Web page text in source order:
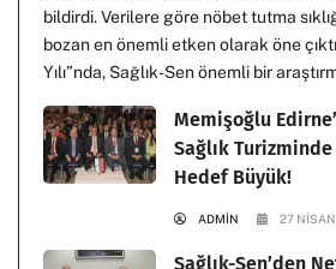
bildirdi. Verilere göre nöbet tutma
bozan en önemli etken olarak öne
Yılı”nda, Sağlık-Sen önemli bir
Memişoğlu
Sağlık
Hedef Büyük!
ADMIN 27
Sağlık-Sen’den